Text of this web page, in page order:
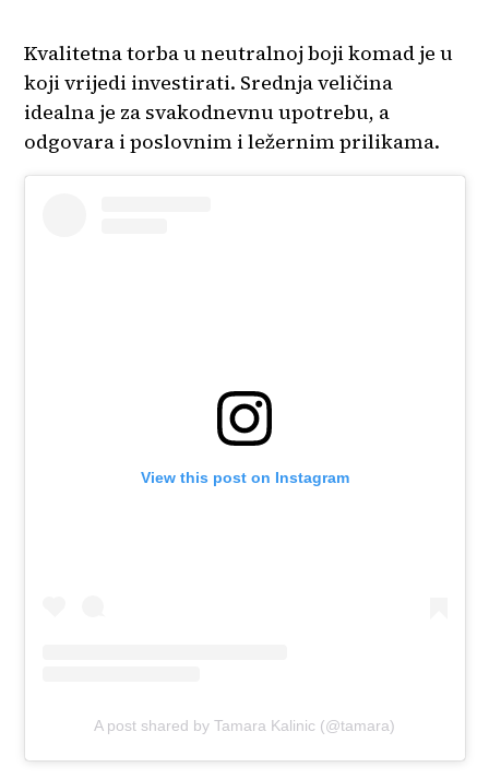
Kvalitetna torba u neutralnoj boji komad je u
koji vrijedi investirati. Srednja veličina
idealna je za svakodnevnu upotrebu, a
odgovara i poslovnim i ležernim prilikama.
View this post on Instagram
A post shared by Tamara Kalinic (@tamara)